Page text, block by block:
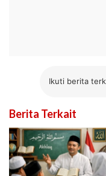
Ikuti berita
Berita Terkait